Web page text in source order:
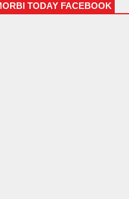
TODAY FACEBOOK